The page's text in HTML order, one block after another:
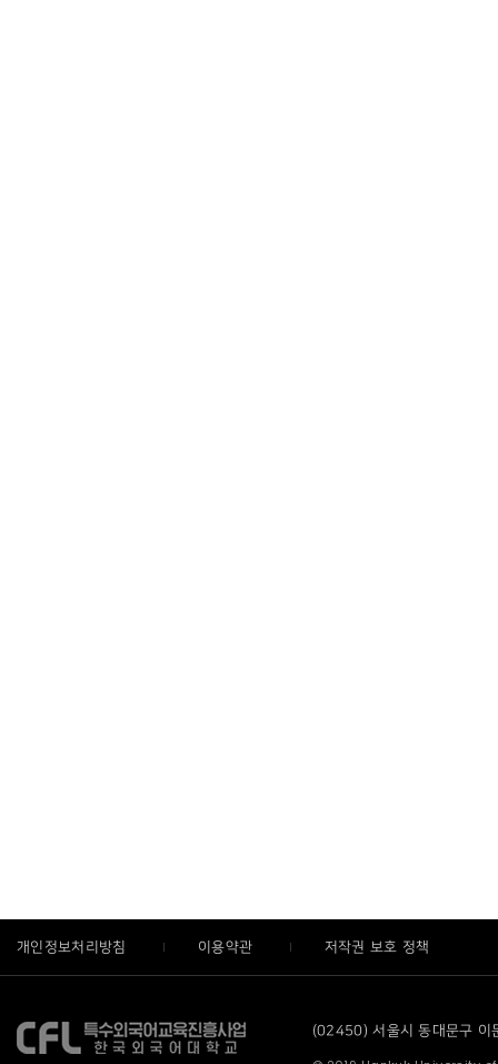
개인정보처리방침 이용약관 저작권 보호 정책
(02450) 서울시 동대문구